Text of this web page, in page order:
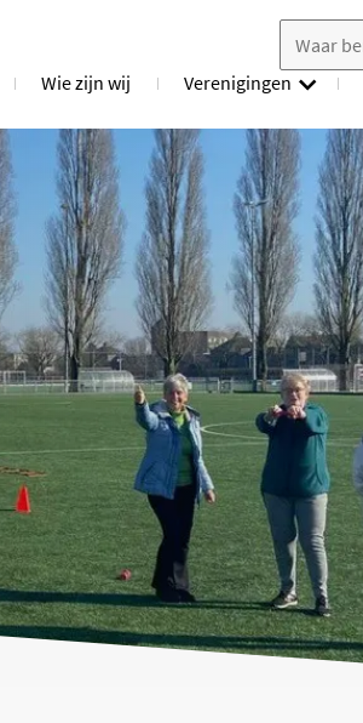
Wie zijn wij Verenigingen